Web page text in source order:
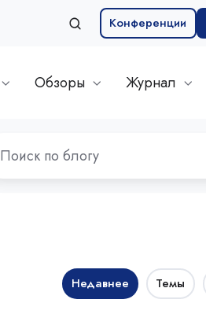
Конференции
Обзоры Журнал
Недавнее Темы